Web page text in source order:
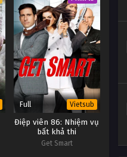
Full Vietsub
Điệp viên 86: Nhiệm vụ
bất khả thi
Get Smart